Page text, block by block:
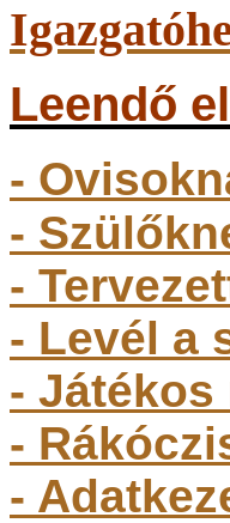
Leendő
-
-
-
- Levél a
- Játékos
-
-